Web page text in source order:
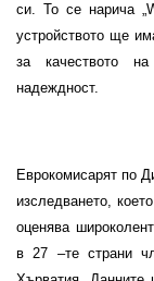
си. То се нарича
устройството ще
за качеството
надеждност.
Еврокомисарят по
изследването,
оценява
в 27 –те страни